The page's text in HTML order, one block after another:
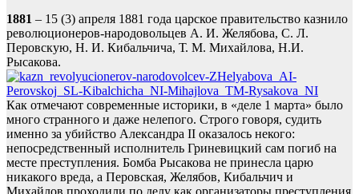
1881 – 15 (3) апреля 1881 года царское правительство казнило
революционеров-народовольцев А. И. Желябова, С. Л.
Перовскую, Н. И. Кибальчича, Т. М. Михайлова, Н.И.
Рысакова.
Как отмечают современные историки, в «деле 1 марта» было
много странного и даже нелепого. Строго говоря, судить
именно за убийство Александра II оказалось некого:
непосредственный исполнитель Гриневицкий сам погиб на
месте преступления. Бомба Рысакова не принесла царю
никакого вреда, а Перовская, Желябов, Кибальчич и